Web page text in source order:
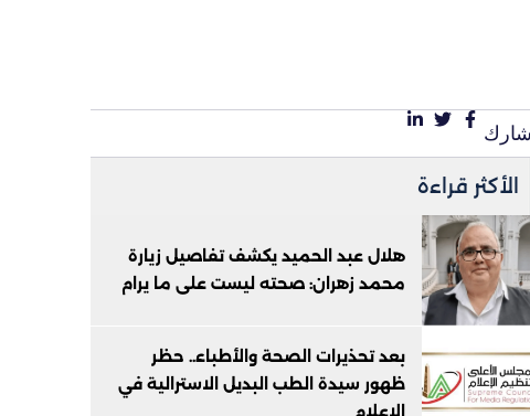
شارك
الأكثر قراءة
هلال عبد الحميد يكشف تفاصيل زيارة
محمد زهران: صحته ليست على ما يرام
بعد تحذيرات الصحة والأطباء.. حظر
ظهور سيدة الطب البديل الاسترالية في
الإعلام